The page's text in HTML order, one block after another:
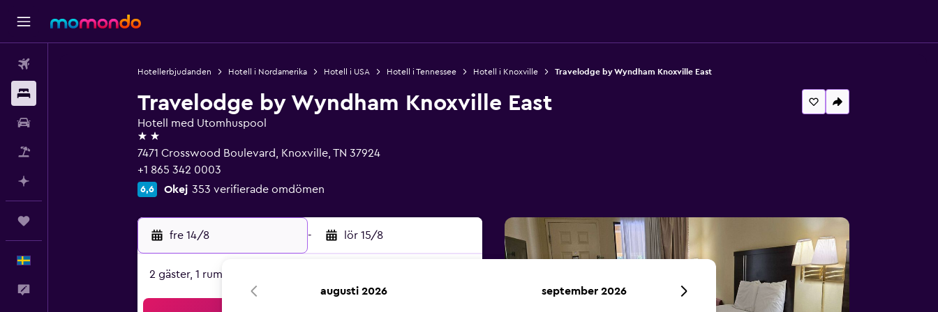
Hotellerbjudanden Hotell i Nordamerika Hotell i USA Hotell i Tennessee Hotell i Knoxville Travelodge by Wyndham Knoxville East
Travelodge by Wyndham Knoxville East
Hotell med Utomhuspool
2 stjärnor
7471 Crosswood Boulevard, Knoxville, TN 37924
+1 865 342 0003
6,6 Okej 353 verifierade omdömen
fre 14/8 - lör 15/8
2 gäster, 1 rum
augusti 2026 september 2026